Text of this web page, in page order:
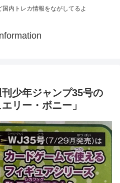
内トレカ情報をながしてるよ
刊少年ジャンプ35号の
リー・ボニー」